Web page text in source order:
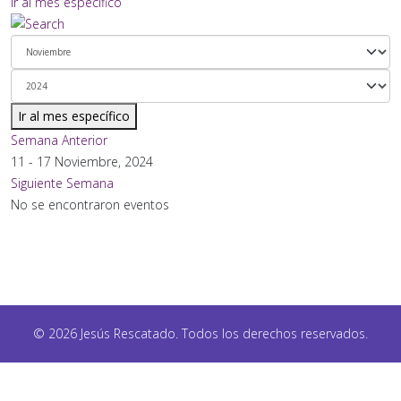
Ir al mes específico
Semana Anterior
11 - 17 Noviembre, 2024
Siguiente Semana
No se encontraron eventos
© 2026 Jesús Rescatado. Todos los derechos reservados.